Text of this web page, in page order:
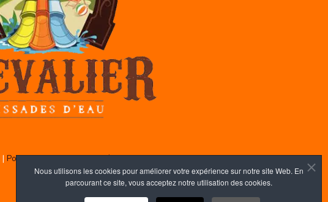
| Politique de confidentialité
Nous utilisons les cookies pour améliorer votre expérience sur notre site Web. En
parcourant ce site, vous acceptez notre utilisation des cookies.